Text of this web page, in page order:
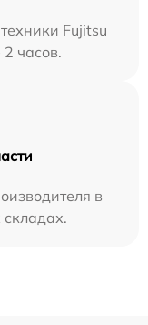
Fujitsu
часов.
в